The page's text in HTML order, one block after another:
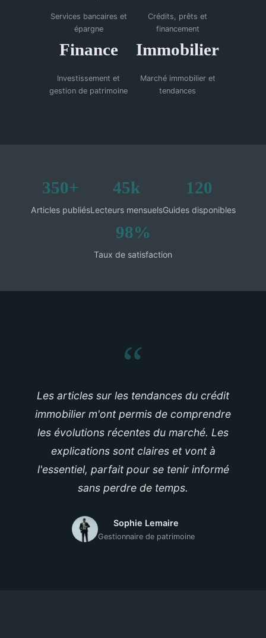
Services bancaires et
épargne
Crédits, prêts et
financement
Finance
Investissement et
gestion de patrimoine
Immobilier
Marché immobilier et
tendances
350+
Articles publiés
45k
Lecteurs mensuels
120
Guides disponibles
98%
Taux de satisfaction
“
Les articles sur les tendances du crédit
immobilier m'ont permis de comprendre
les évolutions récentes du marché. Les
explications sont claires et vont à
l'essentiel, parfait pour se tenir informé
sans perdre de temps.
Sophie Lemaire
Gestionnaire de patrimoine